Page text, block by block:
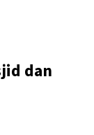
dan